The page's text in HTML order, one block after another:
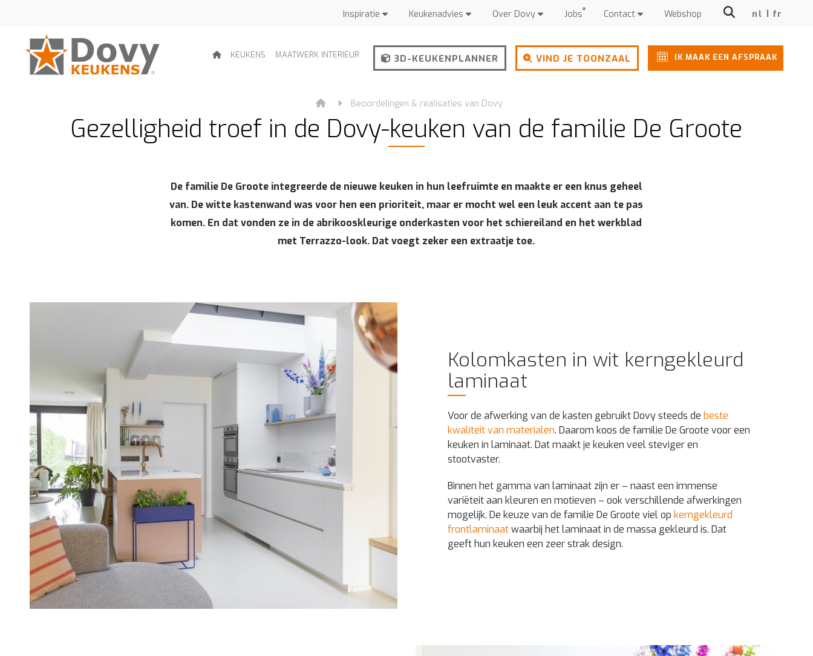
Inspiratie Keukenadvies Over Dovy Jobs Contact Webshop nl fr
KEUKENS MAATWERK INTERIEUR 3D-KEUKENPLANNER VIND JE TOONZAAL IK MAAK EEN AFSPRAAK
Beoordelingen & realisaties van Dovy
Gezelligheid troef in de Dovy-keuken van de familie De Groote
De familie De Groote integreerde de nieuwe keuken in hun leefruimte en maakte er een knus geheel
van. De witte kastenwand was voor hen een prioriteit, maar er mocht wel een leuk accent aan te pas
komen. En dat vonden ze in de abrikooskleurige onderkasten voor het schiereiland en het werkblad
met Terrazzo-look. Dat voegt zeker een extraatje toe.
Kolomkasten in wit kerngekleurd
laminaat
Voor de afwerking van de kasten gebruikt Dovy steeds de beste
kwaliteit van materialen. Daarom koos de familie De Groote voor een
keuken in laminaat. Dat maakt je keuken veel steviger en
stootvaster.
Binnen het gamma van laminaat zijn er – naast een immense
variëteit aan kleuren en motieven – ook verschillende afwerkingen
mogelijk. De keuze van de familie De Groote viel op kerngekleurd
frontlaminaatwaarbij het laminaat in de massa gekleurd is. Dat
geeft hun keuken een zeer strak design.